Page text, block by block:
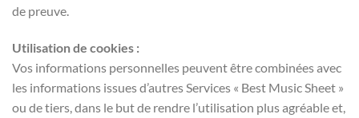
de preuve.
Utilisation de cookies :
Vos informations personnelles peuvent être combinées avec
les informations issues d’autres Services « Best Music Sheet »
ou de tiers, dans le but de rendre l’utilisation plus agréable et,